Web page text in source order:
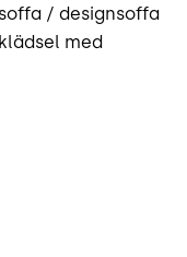
/ designsoffa
med